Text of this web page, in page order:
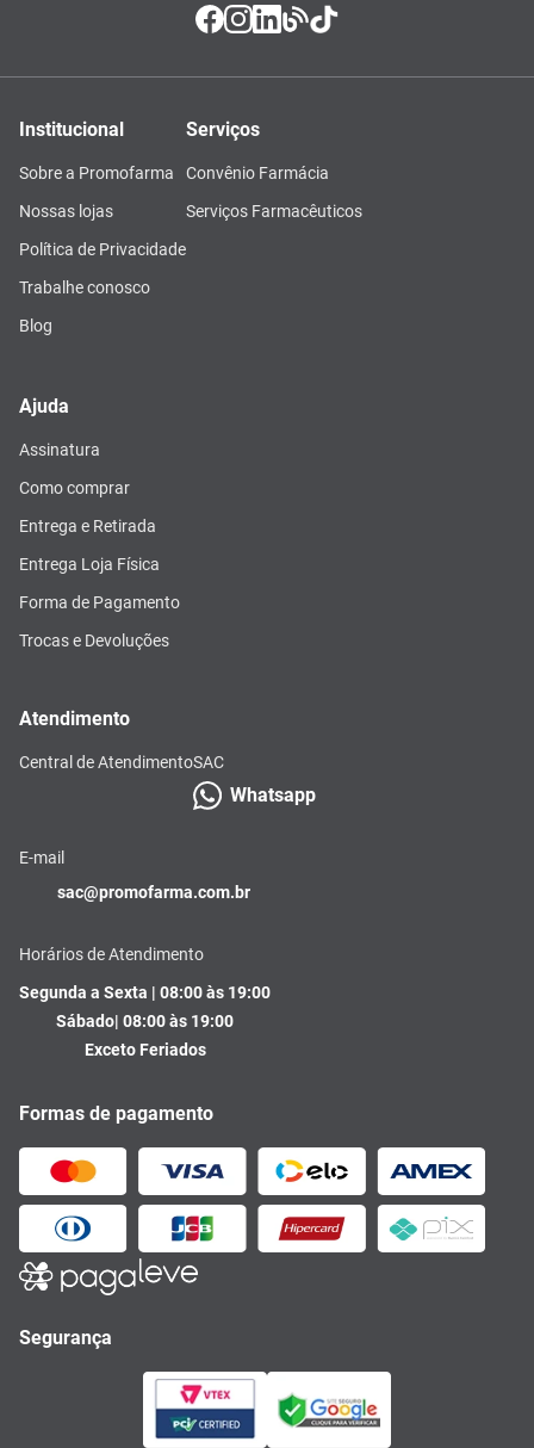
Institucional
Sobre a Promofarma
Nossas lojas
Política de Privacidade
Trabalhe conosco
Blog
Serviços
Convênio Farmácia
Serviços Farmacêuticos
Ajuda
Assinatura
Como comprar
Entrega e Retirada
Entrega Loja Física
Forma de Pagamento
Trocas e Devoluções
Atendimento
Central de AtendimentoSAC
Whatsapp
E-mail
sac@promofarma.com.br
Horários de Atendimento
Segunda a Sexta | 08:00 às 19:00
Sábado| 08:00 às 19:00
Exceto Feriados
Formas de pagamento
Segurança